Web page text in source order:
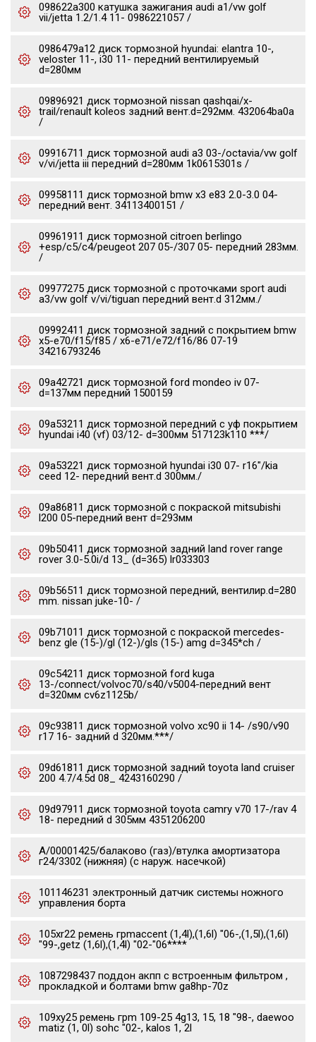
098622a300 катушка зажигания audi a1/vw golf
vii/jetta 1.2/1.4 11- 0986221057 /
0986479a12 диск тормозной hyundai: elantra 10-,
veloster 11-, i30 11- передний вентилируемый
d=280мм
09896921 диск тормозной nissan qashqai/x-
trail/renault koleos задний вент.d=292мм. 432064ba0a
/
09916711 диск тормозной audi a3 03-/octavia/vw golf
v/vi/jetta iii передний d=280мм 1k0615301s /
09958111 диск тормозной bmw x3 e83 2.0-3.0 04-
передний вент. 34113400151 /
09961911 диск тормозной citroen berlingo
+esp/c5/c4/peugeot 207 05-/307 05- передний 283мм.
/
09977275 диск тормозной c проточками sport audi
a3/vw golf v/vi/tiguan передний вент.d 312мм./
09992411 диск тормозной задний с покрытием bmw
x5-e70/f15/f85 / x6-e71/e72/f16/86 07-19
34216793246
09a42721 диск тормозной ford mondeo iv 07-
d=137мм передний 1500159
09a53211 диск тормозной передний с уф покрытием
hyundai i40 (vf) 03/12- d=300мм 517123k110 ***/
09a53221 диск тормозной hyundai i30 07- r16"/kia
ceed 12- передний вент.d 300мм./
09a86811 диск тормозной с покраской mitsubishi
l200 05-передний вент d=293мм
09b50411 диск тормозной задний land rover range
rover 3.0-5.0i/d 13_ (d=365) lr033303
09b56511 диск тормозной передний, вентилир.d=280
mm. nissan juke-10- /
09b71011 диск тормозной с покраской mercedes-
benz gle (15-)/gl (12-)/gls (15-) amg d=345*ch /
09c54211 диск тормозной ford kuga
13-/connect/volvoc70/s40/v5004-передний вент
d=320мм cv6z1125b/
09c93811 диск тормозной volvo xc90 ii 14- /s90/v90
r17 16- задний d 320мм.***/
09d61811 диск тормозной задний toyota land cruiser
200 4.7/4.5d 08_ 4243160290 /
09d97911 диск тормозной toyota camry v70 17-/rav 4
18- передний d 305мм 4351206200
А/00001425/балаково (газ)/втулка амортизатора
г24/3302 (нижняя) (с наруж. насечкой)
101146231 электронный датчик системы ножного
управления борта
105xr22 ремень грmaccent (1,4l),(1,6l) "06-,(1,5l),(1,6l)
"99-,getz (1,6l),(1,4l) "02-"06****
1087298437 поддон акпп с встроенным фильтром ,
прокладкой и болтами bmw ga8hp-70z
109xy25 ремень грm 109-25 4g13, 15, 18 "98-, daewoo
matiz (1, 0l) sohc "02-, kalos 1, 2l